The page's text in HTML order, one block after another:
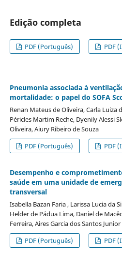
Edição completa
PDF (Português) PDF
Pneumonia associada à
mortalidade: o papel do SOFA
Renan Mateus de Oliveira, Carla Luiza
Péricles Martim Reche, Dyenily Alessi
Oliveira, Aiury Ribeiro de Souza
PDF (Português)
PDF
Desempenho e
saúde em uma unidade de
transversal
Isabella Bazan Faria , Larissa Lucia da
Helder de Pádua Lima, Daniel de
Ferreira, Aires Garcia dos Santos Junior
PDF (Português)
PDF